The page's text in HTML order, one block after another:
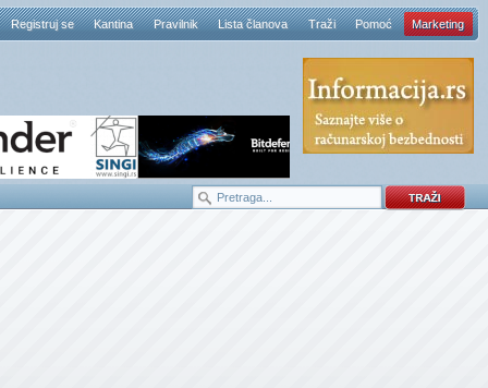
Registruj se Kantina Pravilnik Lista članova Traži Pomoć Marketing